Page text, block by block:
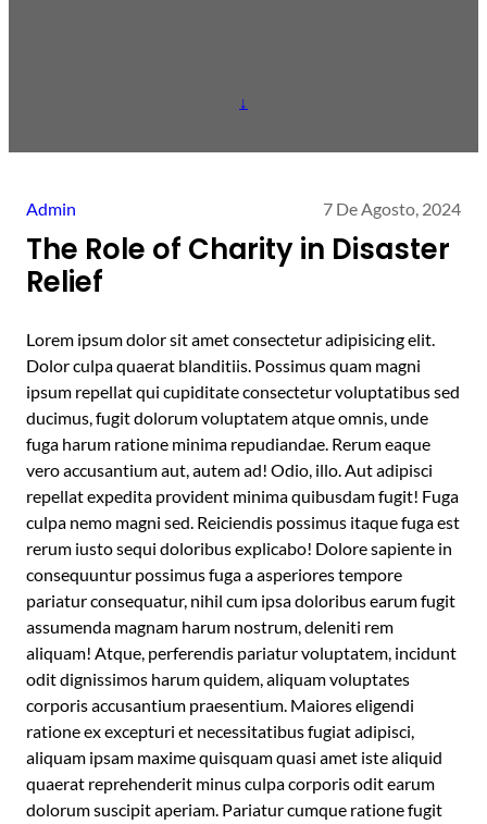
↓
Admin 7 De Agosto, 2024
The Role of Charity in Disaster
Relief
Lorem ipsum dolor sit amet consectetur adipisicing elit.
Dolor culpa quaerat blanditiis. Possimus quam magni
ipsum repellat qui cupiditate consectetur voluptatibus sed
ducimus, fugit dolorum voluptatem atque omnis, unde
fuga harum ratione minima repudiandae. Rerum eaque
vero accusantium aut, autem ad! Odio, illo. Aut adipisci
repellat expedita provident minima quibusdam fugit! Fuga
culpa nemo magni sed. Reiciendis possimus itaque fuga est
rerum iusto sequi doloribus explicabo! Dolore sapiente in
consequuntur possimus fuga a asperiores tempore
pariatur consequatur, nihil cum ipsa doloribus earum fugit
assumenda magnam harum nostrum, deleniti rem
aliquam! Atque, perferendis pariatur voluptatem, incidunt
odit dignissimos harum quidem, aliquam voluptates
corporis accusantium praesentium. Maiores eligendi
ratione ex excepturi et necessitatibus fugiat adipisci,
aliquam ipsam maxime quisquam quasi amet iste aliquid
quaerat reprehenderit minus culpa corporis odit earum
dolorum suscipit aperiam. Pariatur cumque ratione fugit